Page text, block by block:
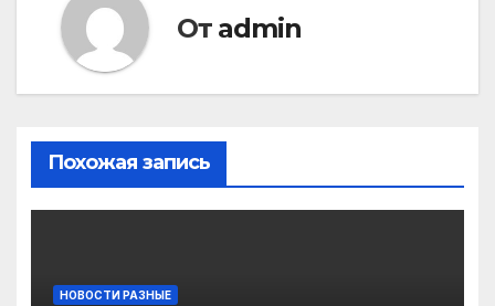
От admin
Похожая запись
НОВОСТИ РАЗНЫЕ